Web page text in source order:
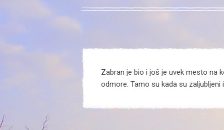
Zabran je bio i još je uvek mesto na
odmore. Tamo su kada su zaljubljeni